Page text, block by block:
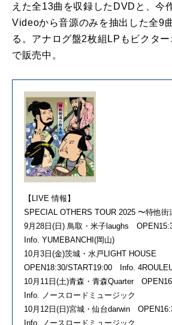
えた全13曲を収録したDVDと、今
Videoから音源のみを抽出した全9
る。アナログ盤2枚組LPもビクタ
で販売中。
【LIVE 情報】
SPECIAL OTHERS TOUR 2025 〜特他街
9月28日(日) 鳥取・米子laughs
Info. YUMEBANCHI(岡山)
10月3日(金)茨城・水戸LIGHT HOUSE
OPEN18:30/START19:00 Info.
10月11日(土)青森・青森Quarter
Info. ノースロードミュージック
10月12日(日)宮城・仙台darwin
Info. ノースロードミュージック